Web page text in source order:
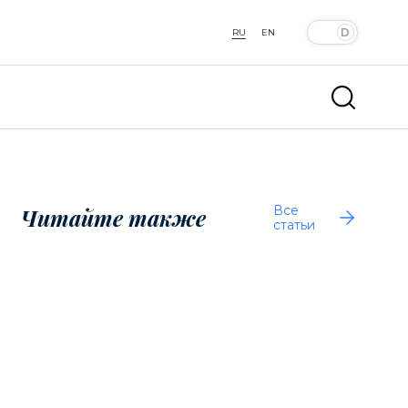
RU EN
Читайте также
Все
статьи